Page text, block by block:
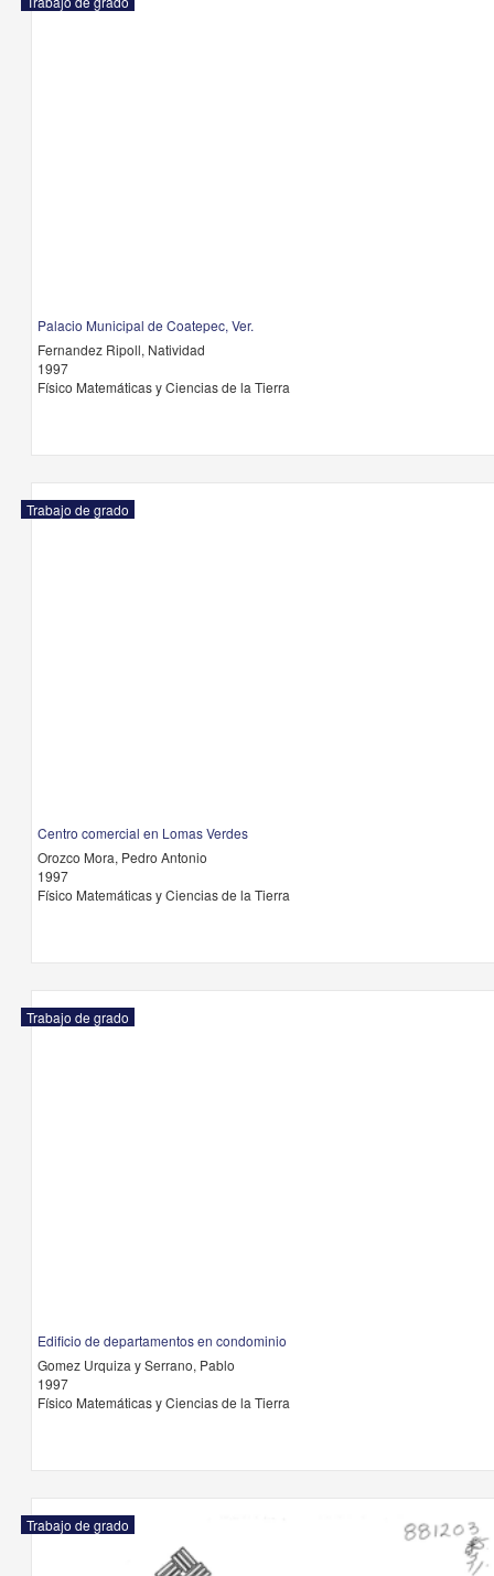
Palacio Municipal de Coatepec, Ver.
Fernandez Ripoll, Natividad
1997
Físico Matemáticas y Ciencias de la Tierra
Trabajo de grado
Centro comercial en Lomas Verdes
Orozco Mora, Pedro Antonio
1997
Físico Matemáticas y Ciencias de la Tierra
Trabajo de grado
Edificio de departamentos en condominio
Gomez Urquiza y Serrano, Pablo
1997
Físico Matemáticas y Ciencias de la Tierra
Trabajo de grado